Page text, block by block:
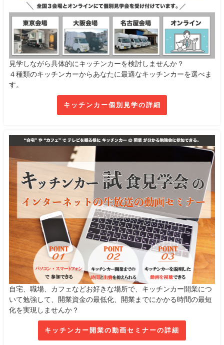
見学しながら具体的にキッチンカーを検討しませんか？
４種類のキッチンカーからあなたに最適なキッチンカーを選べま
す。
キッチンカー個別見学の詳細
自宅、職場、カフェなどお好きな場所で、キッチンカー開業につ
いて勉強して、開業資金の最低化、開業までにかかる時間の最短
化を実現しませんか？
キッチンカー開業の動画セミナーの詳細